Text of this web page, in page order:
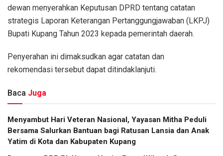
dewan menyerahkan Keputusan DPRD tentang catatan
strategis Laporan Keterangan Pertanggungjawaban (LKPJ)
Bupati Kupang Tahun 2023 kepada pemerintah daerah.
Penyerahan ini dimaksudkan agar catatan dan
rekomendasi tersebut dapat ditindaklanjuti.
Baca Juga
​Menyambut Hari Veteran Nasional, Yayasan Mitha Peduli
Bersama Salurkan Bantuan bagi Ratusan Lansia dan Anak
Yatim di Kota dan Kabupaten Kupang